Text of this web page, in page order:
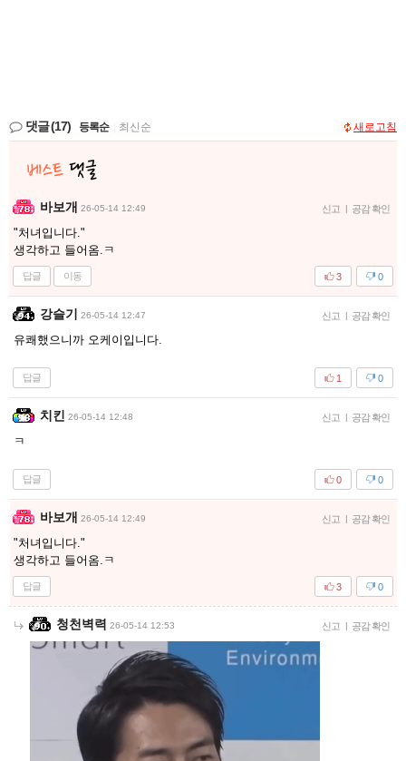
댓글(17) 등록순 최신순 새로고침
바보개 26-05-14 12:49 신고 | 공감 확인
"처녀입니다."
생각하고 들어옴.ㅋ
답글 이동 0
3
강슬기 26-05-14 12:47 신고 | 공감 확인
유쾌했으니까 오케이입니다.
답글 0
1
치킨 26-05-14 12:48 신고 | 공감 확인
ㅋ
답글 0
0
바보개 26-05-14 12:49 신고 | 공감 확인
"처녀입니다."
생각하고 들어옴.ㅋ
답글 0
3
청천벽력 26-05-14 12:53 신고 | 공감 확인